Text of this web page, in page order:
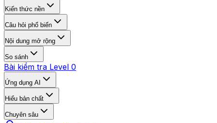
Kiến thức nền
Câu hỏi phổ biến
Nội dung mở rộng
So sánh
Bài kiểm tra Level 0
Ứng dụng AI
Hiểu bản chất
Chuyên sâu